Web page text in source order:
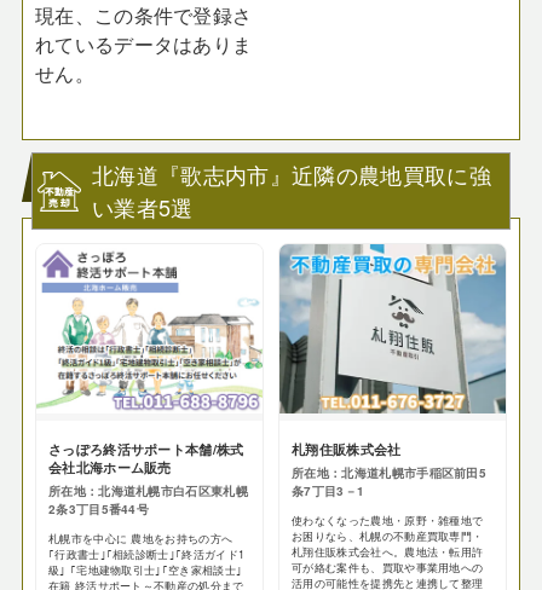
現在、この条件で登録さ
れているデータはありま
せん。
北海道『歌志内市』近隣の農地買取に強
い業者5選
さっぽろ終活サポート本舗/株式
会社北海ホーム販売
所在地：北海道札幌市白石区東札幌
2条3丁目5番44号
札幌市を中心に 農地をお持ちの方へ
｢行政書士｣｢相続診断士｣｢終活ガイド1
級｣ ｢宅地建物取引士｣｢空き家相談士｣
在籍 終活サポート～不動産の処分まで
札翔住販株式会社
所在地：北海道札幌市手稲区前田5
条7丁目3－1
使わなくなった農地・原野・雑種地で
お困りなら、札幌の不動産買取専門・
札翔住販株式会社へ。農地法・転用許
可が絡む案件も、買取や事業用地への
活用の可能性を提携先と連携して整理